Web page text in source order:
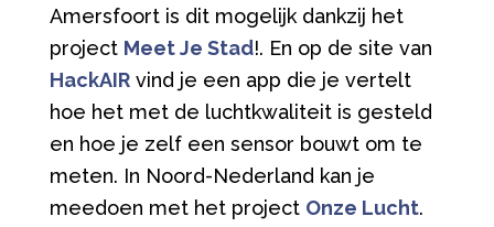
Amersfoort is dit mogelijk dankzij het
project Meet Je Stad!. En op de site van
HackAIRvind je een app die je vertelt
hoe het met de luchtkwaliteit is gesteld
en hoe je zelf een sensor bouwt om te
meten. In Noord-Nederland kan je
meedoen met het project Onze Lucht.